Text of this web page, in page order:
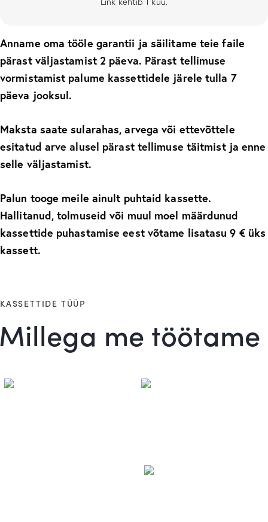
Anname oma tööle garantii ja säilitame teie faile
pärast väljastamist 2 päeva. Pärast tellimuse
vormistamist palume kassettidele järele tulla 7
päeva jooksul.
Maksta saate sularahas, arvega või ettevõttele
esitatud arve alusel pärast tellimuse täitmist ja enne
selle väljastamist.
Palun tooge meile ainult puhtaid kassette.
Hallitanud, tolmuseid või muul moel määrdunud
kassettide puhastamise eest võtame lisatasu 9 € üks
kassett.
KASSETTIDE TÜÜP
me töötame